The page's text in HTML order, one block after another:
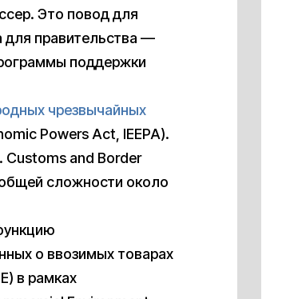
Это повод для
для правительства —
поддержки
чрезвычайных
Powers Act, IEEPA).
and Border
сложности около
о ввозимых товарах
в рамках